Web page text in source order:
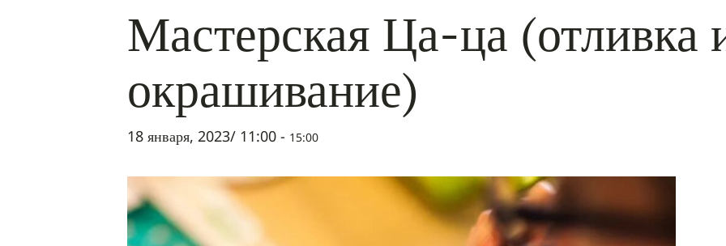
Мастерская Ца-ца (отливка
окрашивание)
18 января, 2023/ 11:00 - 15:00